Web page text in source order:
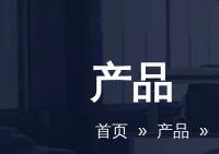
产品
首页 » 产品 »